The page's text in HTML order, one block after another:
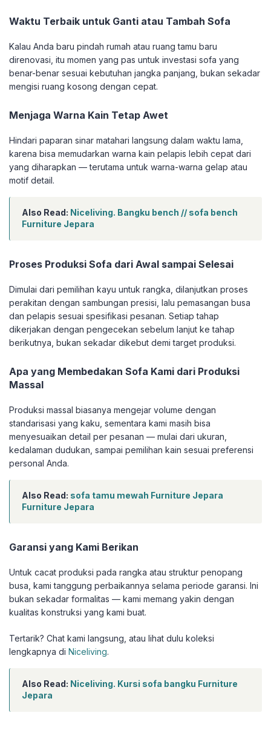
Waktu Terbaik untuk Ganti atau Tambah Sofa
Kalau Anda baru pindah rumah atau ruang tamu baru
direnovasi, itu momen yang pas untuk investasi sofa yang
benar-benar sesuai kebutuhan jangka panjang, bukan sekadar
mengisi ruang kosong dengan cepat.
Menjaga Warna Kain Tetap Awet
Hindari paparan sinar matahari langsung dalam waktu lama,
karena bisa memudarkan warna kain pelapis lebih cepat dari
yang diharapkan — terutama untuk warna-warna gelap atau
motif detail.
Also Read: Niceliving. Bangku bench // sofa bench
Furniture Jepara
Proses Produksi Sofa dari Awal sampai Selesai
Dimulai dari pemilihan kayu untuk rangka, dilanjutkan proses
perakitan dengan sambungan presisi, lalu pemasangan busa
dan pelapis sesuai spesifikasi pesanan. Setiap tahap
dikerjakan dengan pengecekan sebelum lanjut ke tahap
berikutnya, bukan sekadar dikebut demi target produksi.
Apa yang Membedakan Sofa Kami dari Produksi
Massal
Produksi massal biasanya mengejar volume dengan
standarisasi yang kaku, sementara kami masih bisa
menyesuaikan detail per pesanan — mulai dari ukuran,
kedalaman dudukan, sampai pemilihan kain sesuai preferensi
personal Anda.
Also Read: sofa tamu mewah Furniture Jepara
Furniture Jepara
Garansi yang Kami Berikan
Untuk cacat produksi pada rangka atau struktur penopang
busa, kami tanggung perbaikannya selama periode garansi. Ini
bukan sekadar formalitas — kami memang yakin dengan
kualitas konstruksi yang kami buat.
Tertarik? Chat kami langsung, atau lihat dulu koleksi
lengkapnya di Niceliving.
Also Read: Niceliving. Kursi sofa bangku Furniture
Jepara